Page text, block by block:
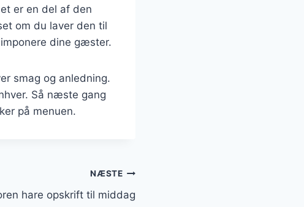
er en del af den
om du laver den til
dine gæster.
smag og anledning.
Så næste gang
på menuen.
NÆSTE
hare opskrift til middag